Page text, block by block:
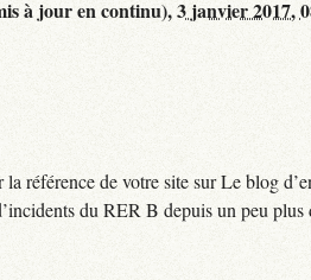
à jour en continu),3 janvier 2017,
référence de votre site sur Le blog
du RER B depuis un peu